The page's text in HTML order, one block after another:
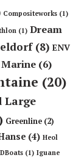
Compositeworks (1)
(1) Dream
(8) ENV
(6)
(20)
Large
Greenline (2)
(4) Heol
(1) Iguane